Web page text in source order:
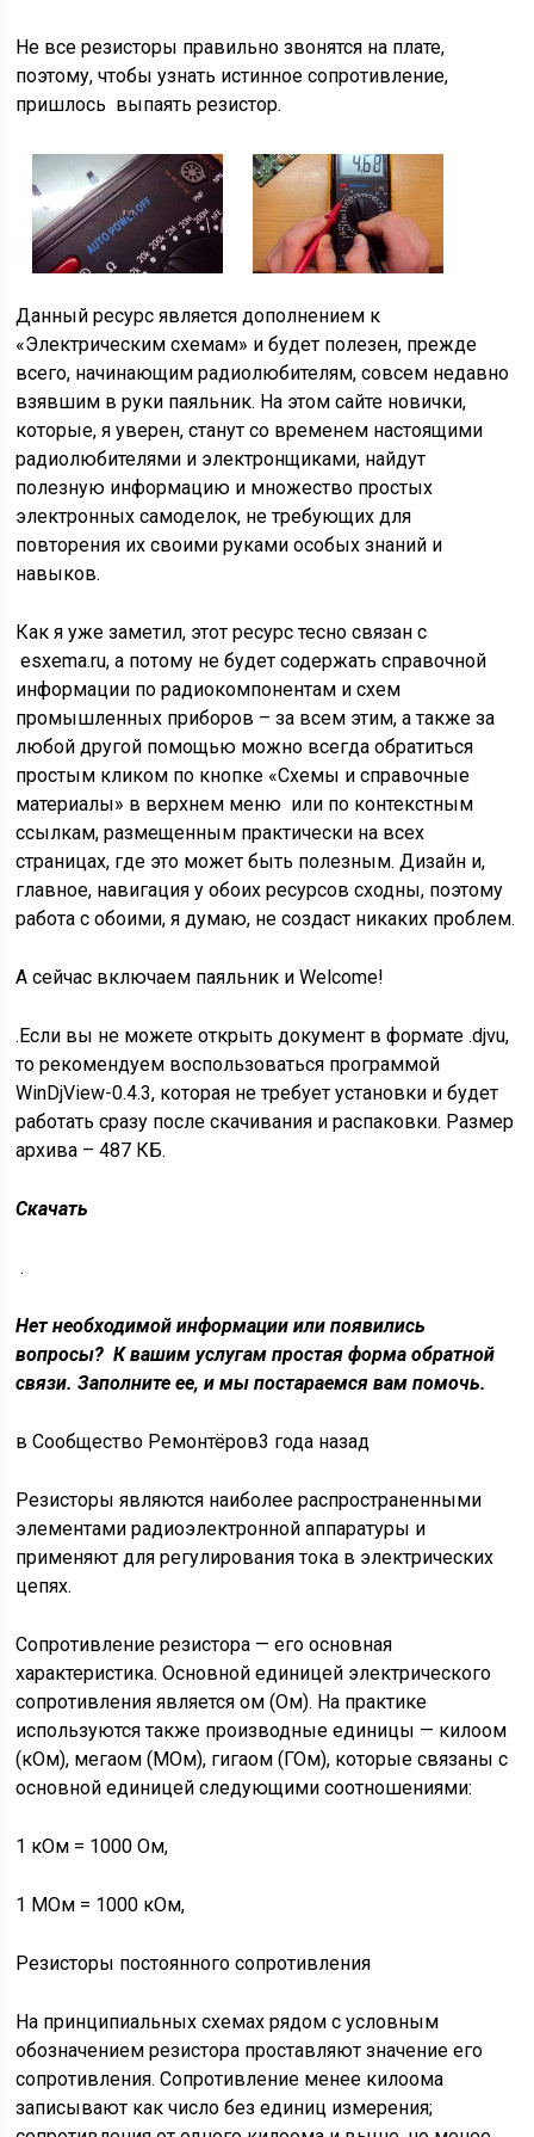
Не все резисторы правильно звонятся на плате,
поэтому, чтобы узнать истинное сопротивление,
пришлось выпаять резистор.
Данный ресурс является дополнением к
«Электрическим схемам» и будет полезен, прежде
всего, начинающим радиолюбителям, совсем недавно
взявшим в руки паяльник. На этом сайте новички,
которые, я уверен, станут со временем настоящими
радиолюбителями и электронщиками, найдут
полезную информацию и множество простых
электронных самоделок, не требующих для
повторения их своими руками особых знаний и
навыков.
Как я уже заметил, этот ресурс тесно связан с
esxema.ru, а потому не будет содержать справочной
информации по радиокомпонентам и схем
промышленных приборов – за всем этим, а также за
любой другой помощью можно всегда обратиться
простым кликом по кнопке «Схемы и справочные
материалы» в верхнем меню или по контекстным
ссылкам, размещенным практически на всех
страницах, где это может быть полезным. Дизайн и,
главное, навигация у обоих ресурсов сходны, поэтому
работа с обоими, я думаю, не создаст никаких проблем.
А сейчас включаем паяльник и Welcome!
.Если вы не можете открыть документ в формате .djvu,
то рекомендуем воспользоваться программой
WinDjView-0.4.3, которая не требует установки и будет
работать сразу после скачивания и распаковки. Размер
архива – 487 КБ.
Скачать
.
Нет необходимой информации или появились
вопросы? К вашим услугам простая форма обратной
связи. Заполните ее, и мы постараемся вам помочь.
в Сообщество Ремонтёров3 года назад
Резисторы являются наиболее распространенными
элементами радиоэлектронной аппаратуры и
применяют для регулирования тока в электрических
цепях.
Сопротивление резистора — его основная
характеристика. Основной единицей электрического
сопротивления является ом (Ом). На практике
используются также производные единицы — килоом
(кОм), мегаом (МОм), гигаом (ГОм), которые связаны с
основной единицей следующими соотношениями:
1 кОм = 1000 Ом,
1 МОм = 1000 кОм,
Резисторы постоянного сопротивления
На принципиальных схемах рядом с условным
обозначением резистора проставляют значение его
сопротивления. Сопротивление менее килоома
записывают как число без единиц измерения;